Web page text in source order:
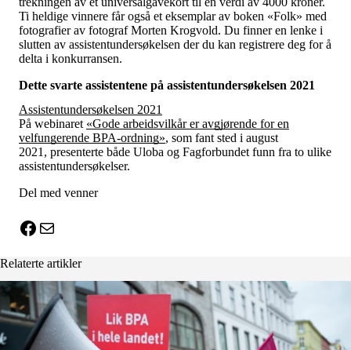
Ti heldige vinnere får også et eksemplar av boken «Folk» med
fotografier av fotograf Morten Krogvold. Du finner en lenke i
slutten av assistentundersøkelsen der du kan registrere deg for å
delta i konkurransen.
Dette svarte assistentene på assistentundersøkelsen 2021
Assistentundersøkelsen 2021
På webinaret «Gode arbeidsvilkår er avgjørende for en
velfungerende BPA-ordning», som fant sted i august
2021, presenterte både Uloba og Fagforbundet funn fra to ulike
assistentundersøkelser.
Del med venner
X
Facebook
E-post
Relaterte artikler